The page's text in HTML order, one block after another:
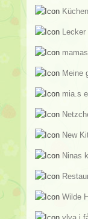
Meine
mia.s
New
Ninas
Wilde